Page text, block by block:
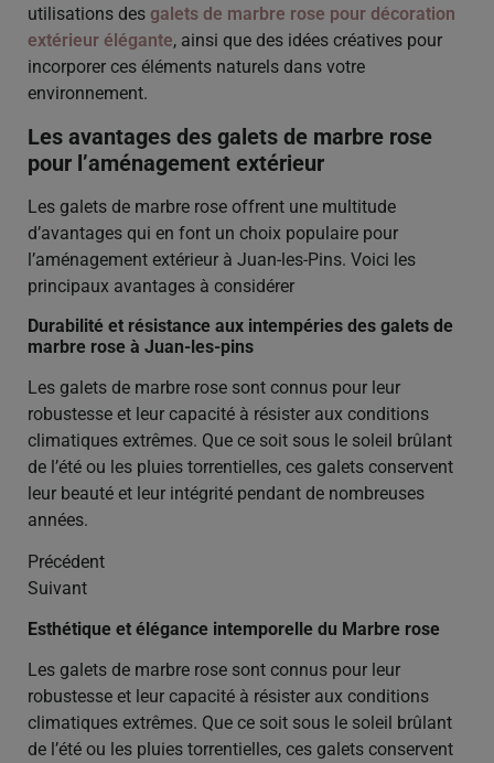
utilisations des galets de marbre rose pour décoration
extérieur élégante, ainsi que des idées créatives pour
incorporer ces éléments naturels dans votre
environnement.
Les avantages des galets de marbre rose
pour l’aménagement extérieur
Les galets de marbre rose offrent une multitude
d’avantages qui en font un choix populaire pour
l’aménagement extérieur à Juan-les-Pins. Voici les
principaux avantages à considérer
Durabilité et résistance aux intempéries des galets de
marbre rose à Juan-les-pins
Les galets de marbre rose sont connus pour leur
robustesse et leur capacité à résister aux conditions
climatiques extrêmes. Que ce soit sous le soleil brûlant
de l’été ou les pluies torrentielles, ces galets conservent
leur beauté et leur intégrité pendant de nombreuses
années.
Précédent
Suivant
Esthétique et élégance intemporelle du Marbre rose
Les galets de marbre rose sont connus pour leur
robustesse et leur capacité à résister aux conditions
climatiques extrêmes. Que ce soit sous le soleil brûlant
de l’été ou les pluies torrentielles, ces galets conservent